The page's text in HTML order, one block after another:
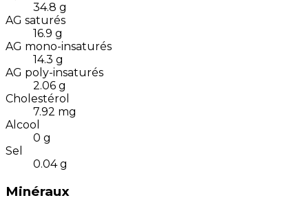
34.8 g
AG saturés
16.9 g
AG mono-insaturés
14.3 g
AG poly-insaturés
2.06 g
Cholestérol
7.92 mg
Alcool
0 g
Sel
0.04 g
Minéraux